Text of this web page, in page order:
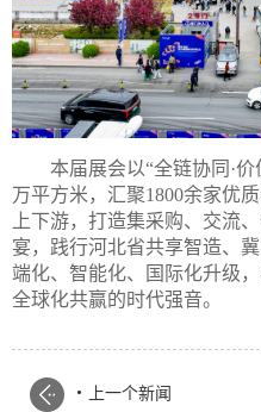
本届展会以“全链协同·
万平方米，汇聚1800余家优
上下游，打造集采购、交流
宴，践行河北省共享智造、
端化、智能化、国际化升级
全球化共赢的时代强音。
. 上一个新闻